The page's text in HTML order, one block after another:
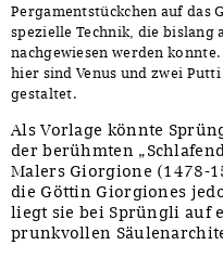
Pergamentstückchen auf das
spezielle Technik, die bislang
nachgewiesen werden
hier sind Venus und zwei
gestaltet.
Als Vorlage könnte
der berühmten
Malers Giorgione (1478-
die Göttin Giorgiones
liegt sie bei Sprüngli auf
prunkvollen